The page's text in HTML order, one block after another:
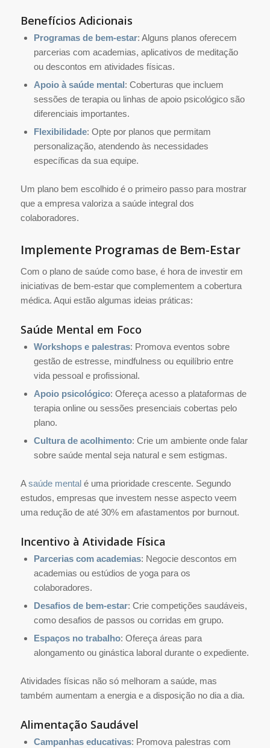
Benefícios Adicionais
Programas de bem-estar: Alguns planos oferecem
parcerias com academias, aplicativos de meditação
ou descontos em atividades físicas.
Apoio à saúde mental: Coberturas que incluem
sessões de terapia ou linhas de apoio psicológico são
diferenciais importantes.
Flexibilidade: Opte por planos que permitam
personalização, atendendo às necessidades
específicas da sua equipe.
Um plano bem escolhido é o primeiro passo para mostrar
que a empresa valoriza a saúde integral dos
colaboradores.
Implemente Programas de Bem-Estar
Com o plano de saúde como base, é hora de investir em
iniciativas de bem-estar que complementem a cobertura
médica. Aqui estão algumas ideias práticas:
Saúde Mental em Foco
Workshops e palestras: Promova eventos sobre
gestão de estresse, mindfulness ou equilíbrio entre
vida pessoal e profissional.
Apoio psicológico: Ofereça acesso a plataformas de
terapia online ou sessões presenciais cobertas pelo
plano.
Cultura de acolhimento: Crie um ambiente onde falar
sobre saúde mental seja natural e sem estigmas.
Asaúde mentalé uma prioridade crescente. Segundo
estudos, empresas que investem nesse aspecto veem
uma redução de até 30% em afastamentos por burnout.
Incentivo à Atividade Física
Parcerias com academias: Negocie descontos em
academias ou estúdios de yoga para os
colaboradores.
Desafios de bem-estar: Crie competições saudáveis,
como desafios de passos ou corridas em grupo.
Espaços no trabalho: Ofereça áreas para
alongamento ou ginástica laboral durante o expediente.
Atividades físicas não só melhoram a saúde, mas
também aumentam a energia e a disposição no dia a dia.
Alimentação Saudável
Campanhas educativas: Promova palestras com